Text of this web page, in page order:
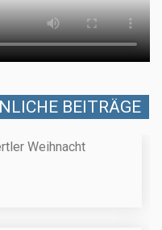
BEITRÄGE
Weihnacht